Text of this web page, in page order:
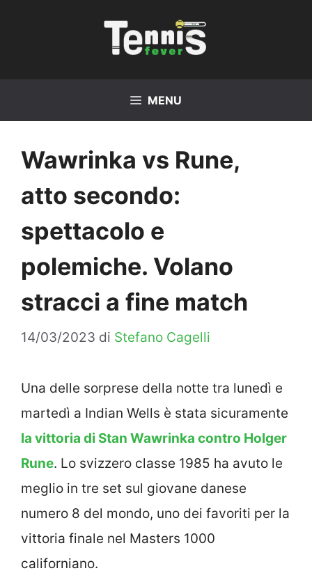
MENU
Wawrinka vs Rune,
atto secondo:
spettacolo e
polemiche. Volano
stracci a fine match
14/03/2023 di Stefano Cagelli
Una delle sorprese della notte tra lunedì e
martedì a Indian Wells è stata sicuramente
la vittoria di Stan Wawrinka contro Holger
Rune. Lo svizzero classe 1985 ha avuto le
meglio in tre set sul giovane danese
numero 8 del mondo, uno dei favoriti per la
vittoria finale nel Masters 1000
californiano.